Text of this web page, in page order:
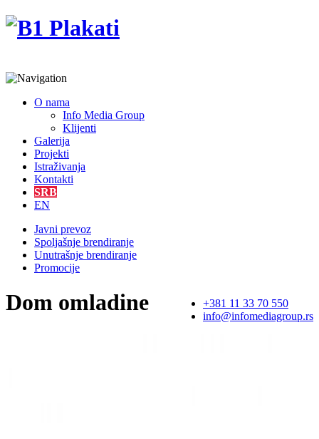
O nama
Info Media Group
Klijenti
Galerija
Projekti
Istraživanja
Kontakti
SRB
EN
Javni prevoz
Spoljašnje brendiranje
Unutrašnje brendiranje
Promocije
+381 11 33 70 550
info@infomediagroup.rs
Dom omladine